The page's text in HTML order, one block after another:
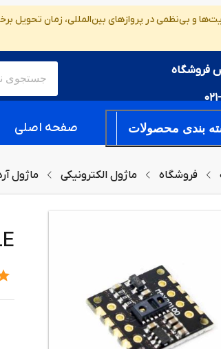
و بی‌نظمی در پروازهای بین‌المللی، زمان تحویل
فروشگاه
بندی محصولات صفحه اصلی
فروشگاه ماژول الکترونیکی ماژول